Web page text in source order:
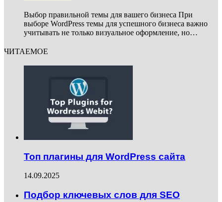
Выбор правильной темы для вашего бизнеса При
выборе WordPress темы для успешного бизнеса важно
учитывать не только визуальное оформление, но…
ЧИТАЕМОЕ
Топ плагины для WordPress сайта
14.09.2025
Подбор ключевых слов для SEO